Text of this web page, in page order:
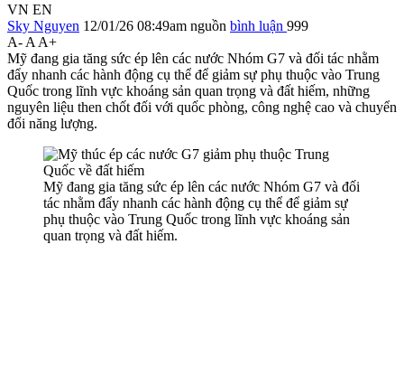
VN EN
Sky Nguyen 12/01/26 08:49am nguồn bình luận 999
A- A A+
Mỹ đang gia tăng sức ép lên các nước Nhóm G7 và đối tác nhằm
đẩy nhanh các hành động cụ thể để giảm sự phụ thuộc vào Trung
Quốc trong lĩnh vực khoáng sản quan trọng và đất hiếm, những
nguyên liệu then chốt đối với quốc phòng, công nghệ cao và chuyển
đổi năng lượng.
Mỹ đang gia tăng sức ép lên các nước Nhóm G7 và đối
tác nhằm đẩy nhanh các hành động cụ thể để giảm sự
phụ thuộc vào Trung Quốc trong lĩnh vực khoáng sản
quan trọng và đất hiếm.